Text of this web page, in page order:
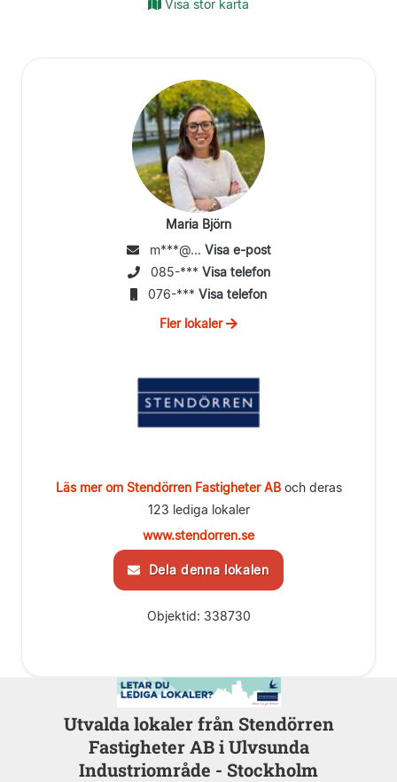
Visa stor karta
Maria Björn
m***@... Visa e-post
085-*** Visa telefon
076-*** Visa telefon
Fler lokaler
Läs mer om Stendörren Fastigheter ABoch deras
123 lediga lokaler
www.stendorren.se
Dela denna lokalen
Objektid: 338730
Utvalda lokaler från Stendörren
Fastigheter AB i Ulvsunda
Industriområde - Stockholm